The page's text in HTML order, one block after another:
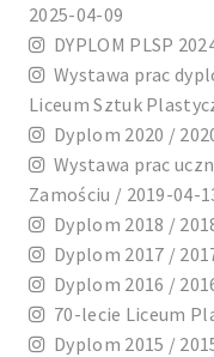
2025-04-09
DYPLOM PLSP
Wystawa prac
Liceum Sztuk
Dyplom 2020 /
Wystawa prac
Zamościu / 2019-04-
Dyplom 2018 /
Dyplom 2017 /
Dyplom 2016 /
70-lecie Liceum
Dyplom 2015 /